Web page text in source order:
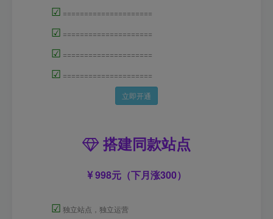
☑ =====================
☑ =====================
☑ =====================
☑ =====================
立即开通
搭建同款站点
998元（下月涨300）
☑ 独立站点，独立运营